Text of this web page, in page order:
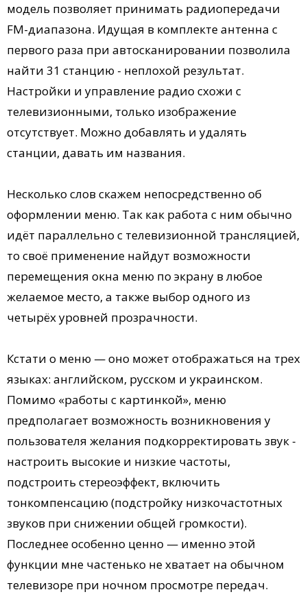
модель позволяет принимать радиопередачи
FM-диапазона. Идущая в комплекте антенна с
первого раза при автосканировании позволила
найти 31 станцию - неплохой результат.
Настройки и управление радио схожи с
телевизионными, только изображение
отсутствует. Можно добавлять и удалять
станции, давать им названия.
Несколько слов скажем непосредственно об
оформлении меню. Так как работа с ним обычно
идёт параллельно с телевизионной трансляцией,
то своё применение найдут возможности
перемещения окна меню по экрану в любое
желаемое место, а также выбор одного из
четырёх уровней прозрачности.
Кстати о меню — оно может отображаться на трех
языках: английском, русском и украинском.
Помимо «работы с картинкой», меню
предполагает возможность возникновения у
пользователя желания подкорректировать звук -
настроить высокие и низкие частоты,
подстроить стереоэффект, включить
тонкомпенсацию (подстройку низкочастотных
звуков при снижении общей громкости).
Последнее особенно ценно — именно этой
функции мне частенько не хватает на обычном
телевизоре при ночном просмотре передач.